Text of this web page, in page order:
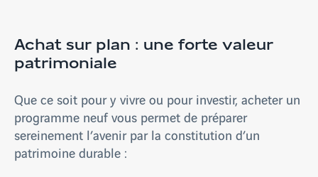
Achat sur plan : une forte valeur
patrimoniale
Que ce soit pour y vivre ou pour investir, acheter un
programme neuf vous permet de préparer
sereinement l’avenir par la constitution d’un
patrimoine durable :